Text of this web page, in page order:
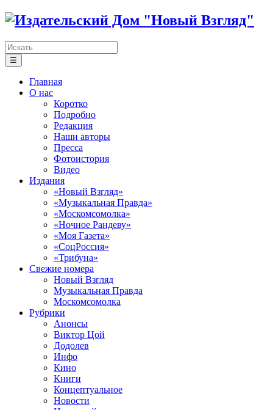
☰
Главная
О нас
Коротко
Подробно
Редакция
Наши авторы
Пресса
Фотоистория
Видео
Издания
«Новый Взгляд»
«Музыкальная Правда»
«Москомсомолка»
«Ночное Рандеву»
«Моя Газета»
«СоцРоссия»
«Трибуна»
Свежие номера
Новый Взгляд
Музыкальная Правда
Москомсомолка
Рубрики
Анонсы
Виктор Цой
Додолев
Инфо
Кино
Книги
Концептуальное
Новости